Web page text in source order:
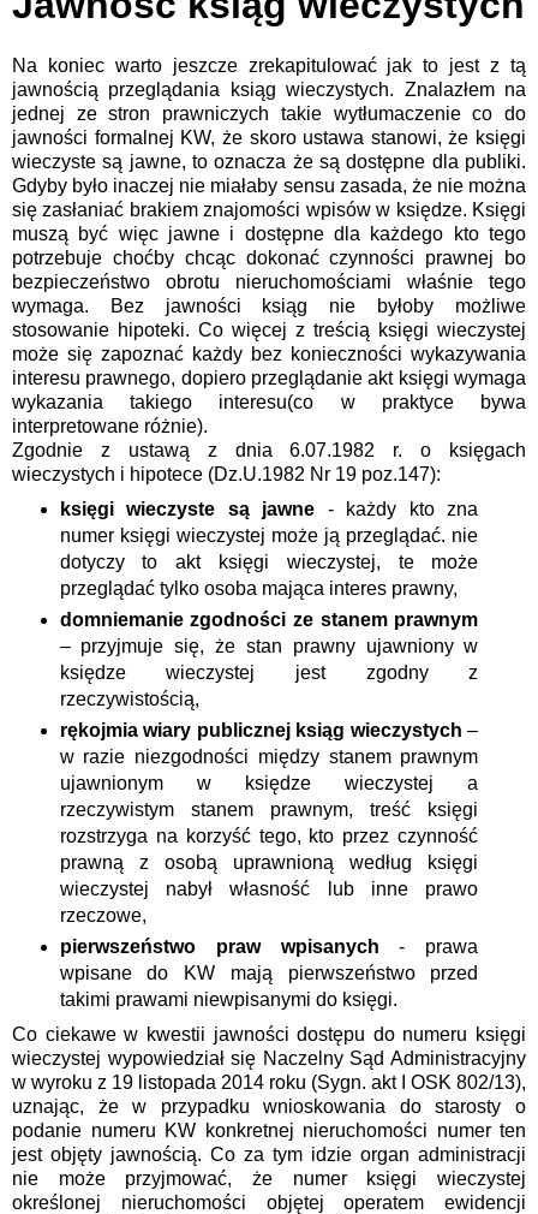
Na koniec warto jeszcze zrekapitulować jak to jest z tą
jawnością przeglądania ksiąg wieczystych. Znalazłem na
jednej ze stron prawniczych takie wytłumaczenie co do
jawności formalnej KW, że skoro ustawa stanowi, że księgi
wieczyste są jawne, to oznacza że są dostępne dla publiki.
Gdyby było inaczej nie miałaby sensu zasada, że nie można
się zasłaniać brakiem znajomości wpisów w księdze. Księgi
muszą być więc jawne i dostępne dla każdego kto tego
potrzebuje choćby chcąc dokonać czynności prawnej bo
bezpieczeństwo obrotu nieruchomościami właśnie tego
wymaga. Bez jawności ksiąg nie byłoby możliwe
stosowanie hipoteki. Co więcej z treścią księgi wieczystej
może się zapoznać każdy bez konieczności wykazywania
interesu prawnego, dopiero przeglądanie akt księgi wymaga
wykazania takiego interesu(co w praktyce bywa
interpretowane różnie).
Zgodnie z ustawą z dnia 6.07.1982 r. o księgach
wieczystych i hipotece (Dz.U.1982 Nr 19 poz.147):
księgi wieczyste są jawne - każdy kto zna
numer księgi wieczystej może ją przeglądać. nie
dotyczy to akt księgi wieczystej, te może
przeglądać tylko osoba mająca interes prawny,
domniemanie zgodności ze stanem prawnym
– przyjmuje się, że stan prawny ujawniony w
księdze wieczystej jest zgodny z
rzeczywistością,
rękojmia wiary publicznej ksiąg wieczystych –
w razie niezgodności między stanem prawnym
ujawnionym w księdze wieczystej a
rzeczywistym stanem prawnym, treść księgi
rozstrzyga na korzyść tego, kto przez czynność
prawną z osobą uprawnioną według księgi
wieczystej nabył własność lub inne prawo
rzeczowe,
pierwszeństwo praw wpisanych - prawa
wpisane do KW mają pierwszeństwo przed
takimi prawami niewpisanymi do księgi.
Co ciekawe w kwestii jawności dostępu do numeru księgi
wieczystej wypowiedział się Naczelny Sąd Administracyjny
w wyroku z 19 listopada 2014 roku (Sygn. akt I OSK 802/13),
uznając, że w przypadku wnioskowania do starosty o
podanie numeru KW konkretnej nieruchomości numer ten
jest objęty jawnością. Co za tym idzie organ administracji
nie może przyjmować, że numer księgi wieczystej
określonej nieruchomości objętej operatem ewidencji